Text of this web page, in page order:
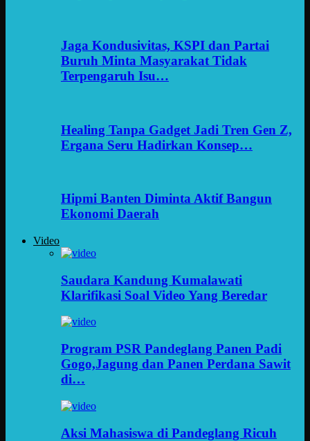
Jaga Kondusivitas, KSPI dan Partai
Buruh Minta Masyarakat Tidak
Terpengaruh Isu…
Healing Tanpa Gadget Jadi Tren Gen Z,
Ergana Seru Hadirkan Konsep…
Hipmi Banten Diminta Aktif Bangun
Ekonomi Daerah
Video
Saudara Kandung Kumalawati
Klarifikasi Soal Video Yang Beredar
Program PSR Pandeglang Panen Padi
Gogo,Jagung dan Panen Perdana Sawit
di…
Aksi Mahasiswa di Pandeglang Ricuh